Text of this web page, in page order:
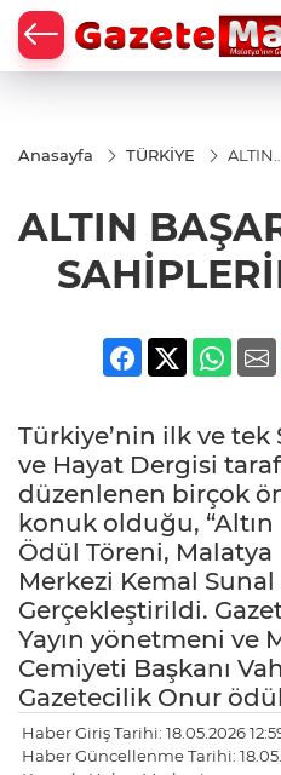
Anasayfa TÜRKİYE
ALTIN
ALTIN
Türkiye’nin ilk ve
ve Hayat Dergisi
düzenlenen birçok
konuk olduğu, “Altın
Ödül Töreni,
Merkezi Kemal Sunal
Gerçekleştirildi.
Yayın yönetmeni ve
Cemiyeti Başkanı
Gazetecilik Onur
Haber Giriş Tarihi: 18.05.2026
Haber Güncellenme Tarihi: